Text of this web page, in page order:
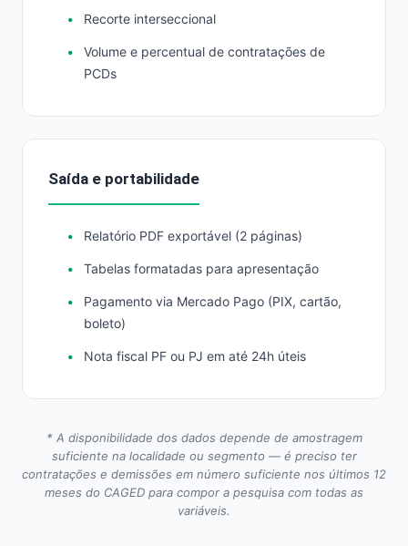
Recorte interseccional
Volume e percentual de contratações de
PCDs
Saída e portabilidade
Relatório PDF exportável (2 páginas)
Tabelas formatadas para apresentação
Pagamento via Mercado Pago (PIX, cartão,
boleto)
Nota fiscal PF ou PJ em até 24h úteis
* A disponibilidade dos dados depende de amostragem
suficiente na localidade ou segmento — é preciso ter
contratações e demissões em número suficiente nos últimos 12
meses do CAGED para compor a pesquisa com todas as
variáveis.